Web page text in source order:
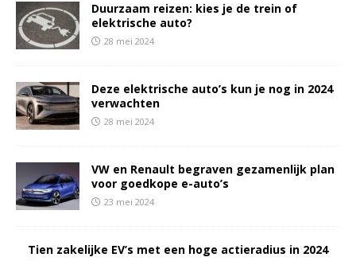
Duurzaam reizen: kies je de trein of
elektrische auto?
28 mei 2024
Deze elektrische auto’s kun je nog in 2024
verwachten
28 mei 2024
VW en Renault begraven gezamenlijk plan
voor goedkope e-auto’s
23 mei 2024
Tien zakelijke EV’s met een hoge actieradius in 2024